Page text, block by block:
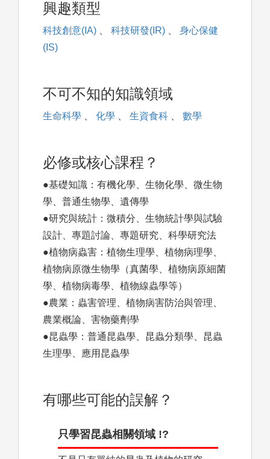
興趣類型
科技創意(IA) 、 科技研發(IR) 、
身心保健
(IS)
不可不知的知識領域
生命科學 、 化學 、 生資食科 、 數學
必修或核心課程？
●基礎知識：有機化學、生物化學、微生物
學、普通生物學、遺傳學
●研究與統計：微積分、生物統計學與試驗
設計、專題討論、專題研究、科學研究法
●植物病蟲害：植物生理學、植物病理學、
植物病原微生物學（真菌學、植物病原細菌
學、植物病毒學、植物線蟲學等）
●農業：蟲害管理、植物病害防治與管理、
農業概論、害物藥劑學
●昆蟲學：普通昆蟲學、昆蟲分類學、昆蟲
生理學、應用昆蟲學
有哪些可能的誤解？
只學習昆蟲相關領域 !?